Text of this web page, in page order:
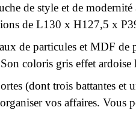
de style et de
de L130 x H127,5 x
de particules et MDF de
coloris gris effet
(dont trois battantes et
vos affaires. Vous